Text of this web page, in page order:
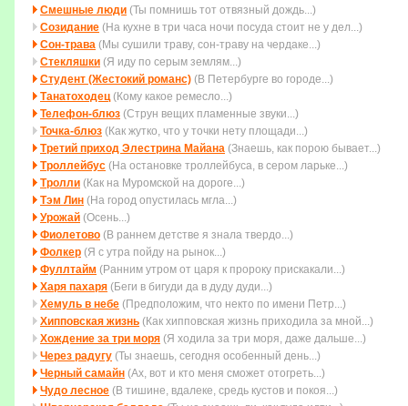
Смешные люди (Ты помнишь тот отвязный дождь...)
Созидание (На кухне в три часа ночи посуда стоит не у дел...)
Сон-трава (Мы сушили траву, сон-траву на чердаке...)
Стекляшки (Я иду по серым землям...)
Студент (Жестокий романс) (В Петербурге во городе...)
Танатоходец(Кому какое ремесло...)
Телефон-блюз (Струн вещих пламенные звуки...)
Точка-блюз (Как жутко, что у точки нету площади...)
Третий приход Элестрина Майана (Знаешь, как порою бывает...)
Троллейбус (На остановке троллейбуса, в сером ларьке...)
Тролли (Как на Муромской на дороге...)
Тэм Лин (На город опустилась мгла...)
Урожай (Осень...)
Фиолетово (В раннем детстве я знала твердо...)
Фолкер (Я с утра пойду на рынок...)
Фуллтайм (Ранним утром от царя к пророку прискакали...)
Харя пахаря (Беги в бигуди да в дуду дуди...)
Хемуль в небе (Пpедположим, что некто по имени Петp...)
Хипповская жизнь (Как хипповская жизнь приходила за мной...)
Хождение за три моря (Я ходила за три моря, даже дальше...)
Через радугу (Ты знаешь, сегодня особенный день...)
Черный самайн (Ах, вот и кто меня сможет отогреть...)
Чудо лесное (В тишине, вдалеке, средь кустов и покоя...)